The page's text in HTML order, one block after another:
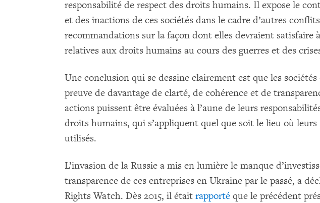
responsabilité de respect des droits humains. Il expose le
et des inactions de ces sociétés dans le cadre d’autres
recommandations sur la façon dont elles devraient satisfaire
relatives aux droits humains au cours des guerres et des
Une conclusion qui se dessine clairement est que les
preuve de davantage de clarté, de cohérence et de
actions puissent être évaluées à l’aune de leurs
droits humains, qui s’appliquent quel que soit le lieu où leurs
utilisés.
L’invasion de la Russie a mis en lumière le manque
transparence de ces entreprises en Ukraine par le passé, a
Rights Watch. Dès 2015, il était rapporté que le précédent